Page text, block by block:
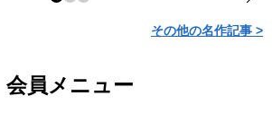
その他の名作記事 >
会員メニュー